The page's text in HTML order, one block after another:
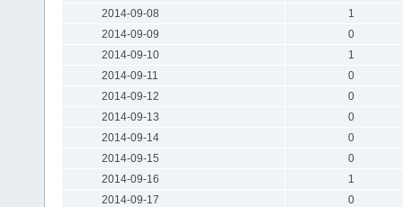
2014-09-08
1
2014-09-09
0
2014-09-10
1
2014-09-11
0
2014-09-12
0
2014-09-13
0
2014-09-14
0
2014-09-15
0
2014-09-16
1
2014-09-17
0